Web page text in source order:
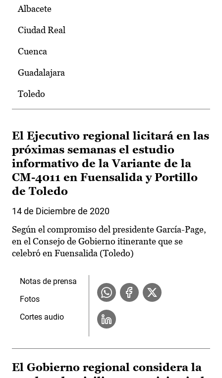
Albacete
Ciudad Real
Cuenca
Guadalajara
Toledo
El Ejecutivo regional licitará en las
próximas semanas el estudio
informativo de la Variante de la
CM-4011 en Fuensalida y Portillo
de Toledo
14 de Diciembre de 2020
Según el compromiso del presidente García-Page,
en el Consejo de Gobierno itinerante que se
celebró en Fuensalida (Toledo)
Notas de prensa
Fotos
Cortes audio
El Gobierno regional considera la